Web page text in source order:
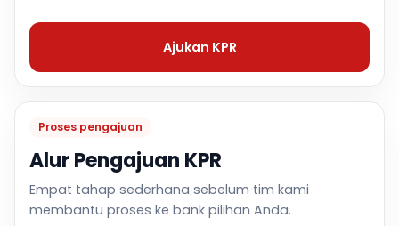
Proses pengajuan
Alur Pengajuan KPR
Empat tahap sederhana sebelum tim kami
membantu proses ke bank pilihan Anda.
Ajukan KPR